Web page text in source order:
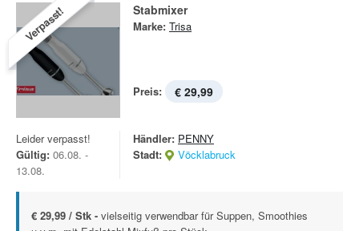
Verpasst! Stabmixer
Marke: Trisa
Preis: € 29,99
Leider verpasst!
Gültig: 06.08. -
13.08.
Händler: PENNY
Stadt:
Vöcklabruck
€ 29,99 / Stk - vielseitig verwendbar für Suppen, Smoothies